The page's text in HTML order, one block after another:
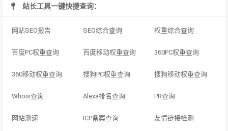
站长工具一键快捷查询：
网站SEO报告 SEO综合查询 权重综合查询
百度PC权重查询 百度移动权重查询 360PC权重查询
360移动权重查询 搜狗PC权重查询 搜狗移动权重查询
Whois查询 Alexa排名查询 PR查询
网站测速 ICP备案查询 友情链接检测